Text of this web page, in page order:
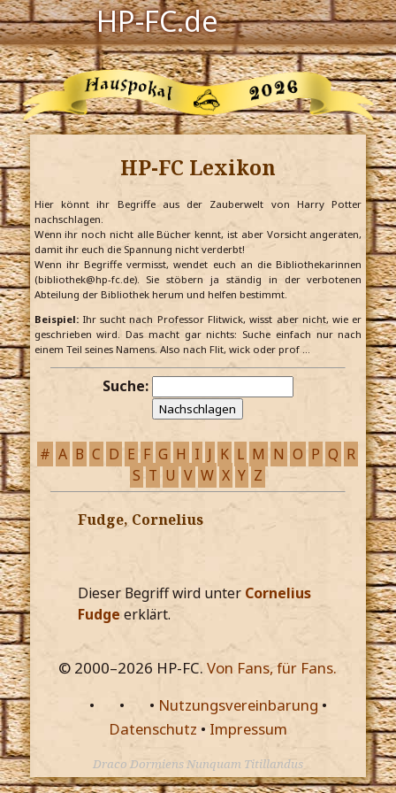
HP-FC.de
Navigation
Harry Potter
Der HP-FC
Hogwarts
Zauberwelt
Willkommen
Jetzt Fanclub-Mitglied werden!
HP-FC Lexikon
Hier könnt ihr Begriffe aus der Zauberwelt von Harry Potter
nachschlagen.
Wenn ihr noch nicht alle Bücher kennt, ist aber Vorsicht angeraten,
damit ihr euch die Spannung nicht verderbt!
Wenn ihr Begriffe vermisst, wendet euch an die Bibliothekarinnen
(bibliothek@hp-fc.de). Sie stöbern ja ständig in der verbotenen
Abteilung der Bibliothek herum und helfen bestimmt.
Beispiel:Ihr sucht nach Professor Flitwick, wisst aber nicht, wie er
geschrieben wird. Das macht gar nichts: Suche einfach nur nach
einem Teil seines Namens. Also nach Flit, wick oder prof …
Suche:
# A B C D E F G H I J K L M N O P Q R
S T U V W X Y Z
Fudge, Cornelius
Dieser Begriff wird unter Cornelius
Fudge erklärt.
© 2000–2026 HP-FC.Von Fans, für Fans.
•
• • Nutzungsvereinbarung •
Datenschutz • Impressum
Draco Dormiens Nunquam Titillandus